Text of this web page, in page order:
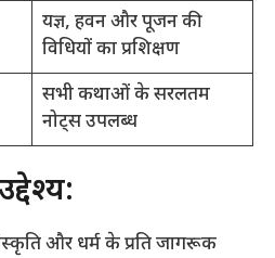
यज्ञ, हवन और पूजन की
विधियों का प्रशिक्षण
सभी कथाओं के सरलतम
नोट्स उपलब्ध
और धर्म के प्रति जागरूक